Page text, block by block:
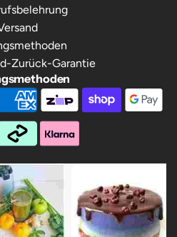
Zurück-Garantie